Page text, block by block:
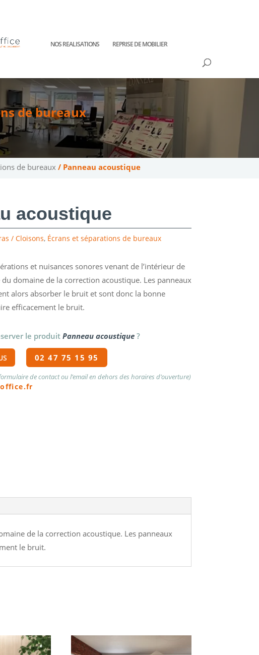
NOS REALISATIONS REPRISE DE MOBILIER
de bureaux
de bureaux/ Panneau acoustique
acoustique
/ Cloisons, Écrans et séparations de bureaux
et nuisances sonores venant de l’intérieur de
domaine de la correction acoustique. Les panneaux
alors absorber le bruit et sont donc la bonne
efficacement le bruit.
le produit Panneau acoustique?
02 47 75 15 95
de contact ou l’email en dehors des horaires d’ouverture)
de la correction acoustique. Les panneaux
le bruit.